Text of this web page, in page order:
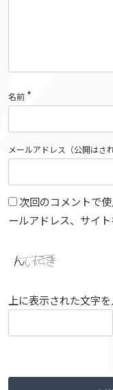
名前 *
メールアドレス（公開はさ
次回のコメントで
ールアドレス、サイト
上に表示された文字